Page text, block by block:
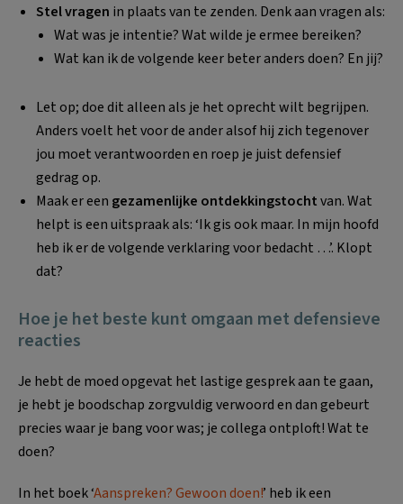
Stel vragen in plaats van te zenden. Denk aan vragen als:
Wat was je intentie? Wat wilde je ermee bereiken?
Wat kan ik de volgende keer beter anders doen? En jij?
Let op; doe dit alleen als je het oprecht wilt begrijpen.
Anders voelt het voor de ander alsof hij zich tegenover
jou moet verantwoorden en roep je juist defensief
gedrag op.
Maak er een gezamenlijke ontdekkingstochtvan. Wat
helpt is een uitspraak als: ‘Ik gis ook maar. In mijn hoofd
heb ik er de volgende verklaring voor bedacht …’. Klopt
dat?
Hoe je het beste kunt omgaan met defensieve
reacties
Je hebt de moed opgevat het lastige gesprek aan te gaan,
je hebt je boodschap zorgvuldig verwoord en dan gebeurt
precies waar je bang voor was; je collega ontploft! Wat te
doen?
In het boek ‘Aanspreken? Gewoon doen!’ heb ik een